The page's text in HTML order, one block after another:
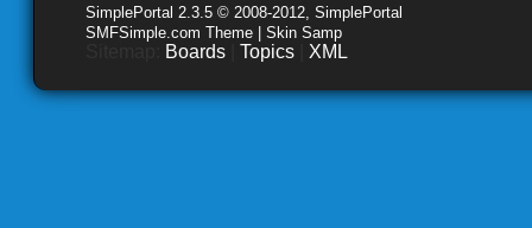
SimplePortal 2.3.5 © 2008-2012, SimplePortal
SMFSimple.com Theme | Skin Samp
Boards Topics XML